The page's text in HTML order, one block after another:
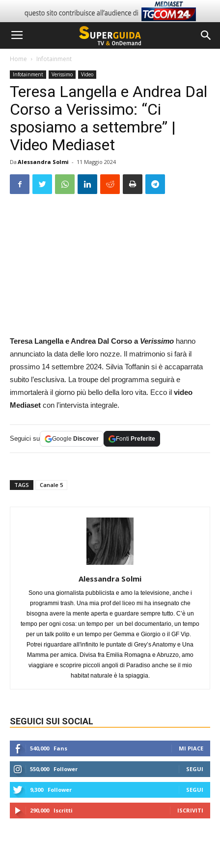
Home Infotainment
Infotainment Verissimo Video
Teresa Langella e Andrea Dal
Corso a Verissimo: “Ci
sposiamo a settembre” |
Video Mediaset
Da Alessandra Solmi - 11 Maggio 2024
Teresa Langella e Andrea Dal Corso a Verissimo hanno
annunciato la data delle loro nozze. Il matrimonio si farà il
prossimo 14 settembre 2024. Silvia Toffanin si è accaparrata
subito l’esclusiva. La troupe del programma seguirà e
immortalerà il giorno più bello della loro vita. Ecco il video
Mediaset con l’intervista integrale.
Seguici su Google Discover Fonti Preferite
TAGS Canale 5
Alessandra Solmi
Sono una giornalista pubblicista e amo la televisione, anche i
programmi trash. Una mia prof del liceo mi ha insegnato che
bisogna avere la mente aperta e guardare sempre tutto. C’è un
tempo per ogni cosa: un tempo per un bel documentario, un tempo
per un talk polito e un tempo per Gemma e Giorgio o il GF Vip.
Potrei riguardare all'infinito le puntate di Grey’s Anatomy e Una
Mamma per amica. Divisa fra Emilia Romagna e Abruzzo, amo
viaggiare e scoprire piccoli angoli di Paradiso anche se il mio
habitat naturale è la spiaggia.
SEGUICI SUI SOCIAL
540,000 Fans MI PIACE
550,000 Follower SEGUI
9,300 Follower SEGUI
290,000 Iscritti ISCRIVITI